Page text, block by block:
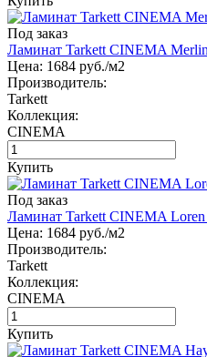
Под заказ
Ламинат Tarkett CINEMA
Цена: 1684 руб./м2
Производитель:
Tarkett
Коллекция:
CINEMA
Купить
Под заказ
Ламинат Tarkett CINEMA
Цена: 1684 руб./м2
Производитель:
Tarkett
Коллекция:
CINEMA
Купить